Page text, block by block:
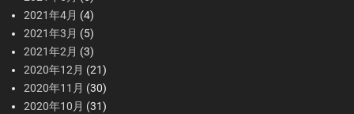
2021年4月 (4)
2021年3月 (5)
2021年2月 (3)
2020年12月 (21)
2020年11月 (30)
2020年10月 (31)